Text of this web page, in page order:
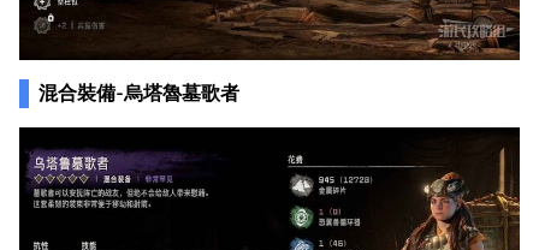
混合裝備-烏塔魯墓歌者